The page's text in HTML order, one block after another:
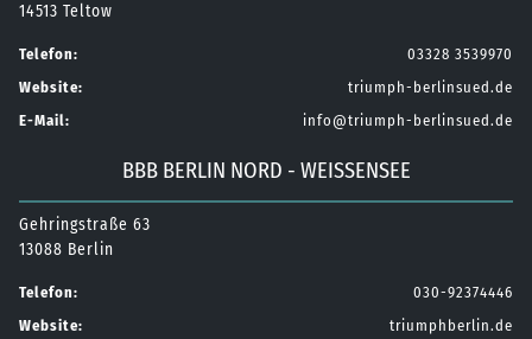
14513 Teltow
Telefon:
03328 3539970
Website:
triumph-berlinsued.de
E-Mail:
info@triumph-berlinsued.de
BBB BERLIN NORD - WEISSENSEE
Gehringstraße 63
13088 Berlin
Telefon:
030-92374446
Website:
triumphberlin.de